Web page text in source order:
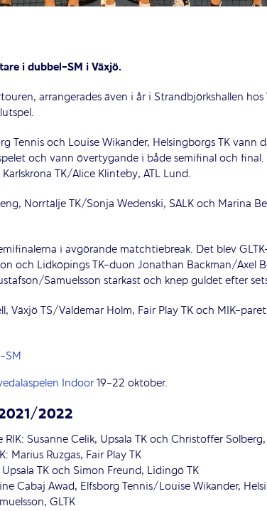
i dubbel-SM i Växjö.
arrangerades även i år i Strandbjörkshallen hos
Tennis och Louise Wikander, Helsingborgs TK vann
och vann övertygande i både semifinal och
TK/Alice Klinteby, ATL Lund.
Norrtälje TK/Sonja Wedenski, SALK och Marina
i avgörande matchtiebreak. Det blev
och Lidköpings TK-duon Jonathan Backman/Axel
Samuelsson starkast och knep guldet efter
Växjö TS/Valdemar Holm, Fair Play TK och MIK-
SM
Indoor19-22 oktober.
2022
Susanne Celik, Upsala TK och Christoffer
Marius Ruzgas, Fair Play TK
TK och Simon Freund, Lidingö TK
Cabaj Awad, Elfsborg Tennis/Louise Wikander,
GLTK